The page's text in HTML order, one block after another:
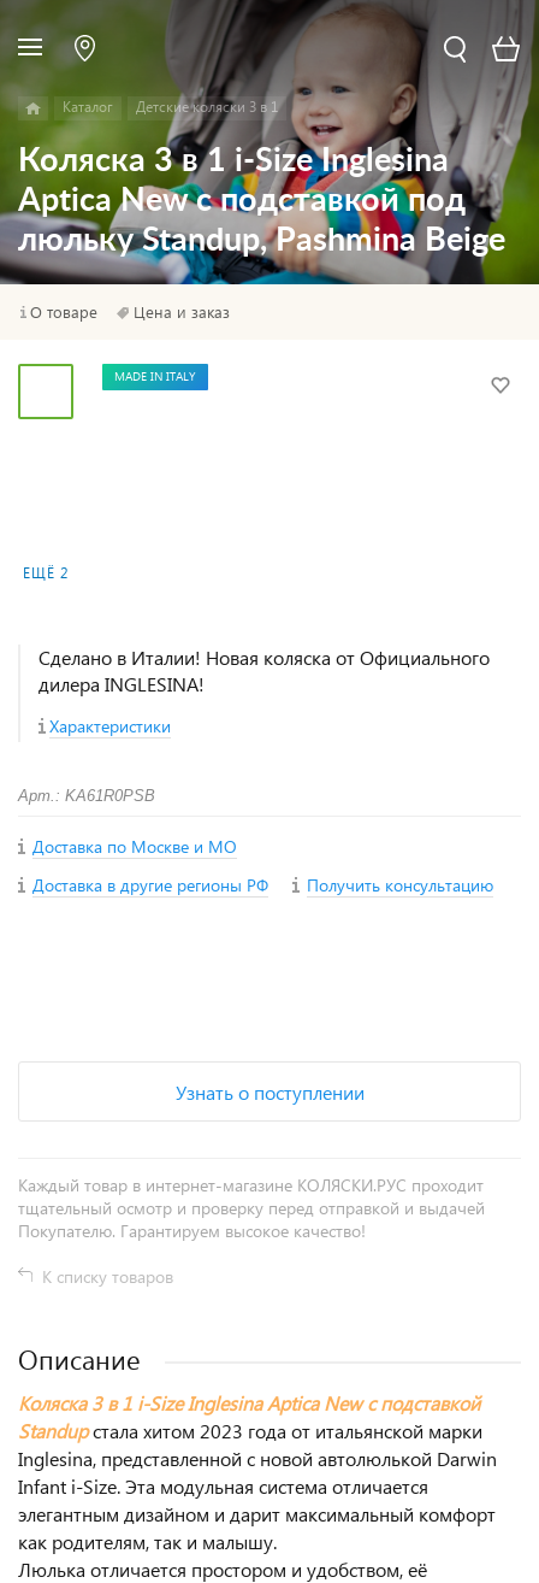
Каталог Детские коляски 3 в 1
Коляска 3 в 1 i-Size Inglesina
Aptica New с подставкой под
люльку Standup, Pashmina Beige
О товаре Цена и заказ
ЕЩЁ 2
MADE IN ITALY
Сделано в Италии! Новая коляска от Официального
дилера INGLESINA!
Характеристики
Арт.: KA61R0PSB
Доставка по Москве и МО
Доставка в другие регионы РФ
Получить консультацию
Узнать о поступлении
Каждый товар в интернет-магазине КОЛЯСКИ.РУС проходит
тщательный осмотр и проверку перед отправкой и выдачей
Покупателю. Гарантируем высокое качество!
К списку товаров
Описание
Коляска 3 в 1 i-Size Inglesina Aptica New с подставкой
Standupстала хитом 2023 года от итальянской марки
Inglesina, представленной с новой автолюлькой Darwin
Infant i-Size. Эта модульная система отличается
элегантным дизайном и дарит максимальный комфорт
как родителям, так и малышу.
Люлька отличается простором и удобством, её